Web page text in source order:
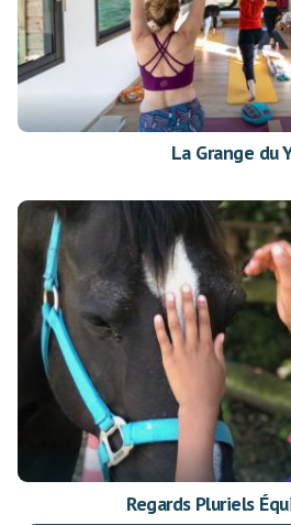
La Grange du
Regards Pluriels